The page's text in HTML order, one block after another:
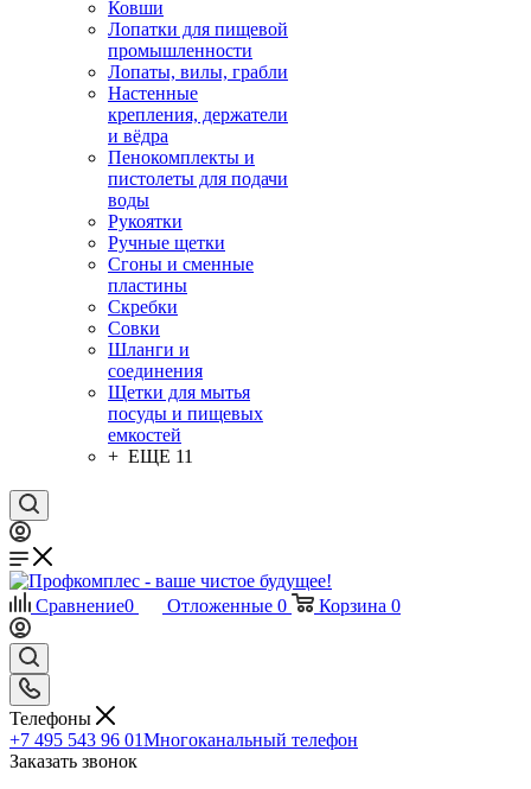
Ковши
Лопатки для пищевой
промышленности
Лопаты, вилы, грабли
Настенные
крепления, держатели
и вёдра
Пенокомплекты и
пистолеты для подачи
воды
Рукоятки
Ручные щетки
Сгоны и сменные
пластины
Скребки
Совки
Шланги и
соединения
Щетки для мытья
посуды и пищевых
емкостей
+ ЕЩЕ 11
Сравнение0 Отложенные 0 Корзина 0
Телефоны
+7 495 543 96 01Многоканальный телефон
Заказать звонок